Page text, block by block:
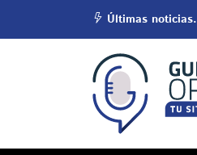
Últimas noticias.